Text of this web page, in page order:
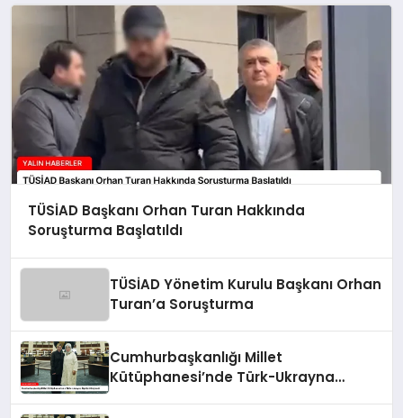
TÜSİAD Başkanı Orhan Turan Hakkında
Soruşturma Başlatıldı
TÜSİAD Yönetim Kurulu Başkanı Orhan
Turan’a Soruşturma
Cumhurbaşkanlığı Millet
Kütüphanesi’nde Türk-Ukrayna